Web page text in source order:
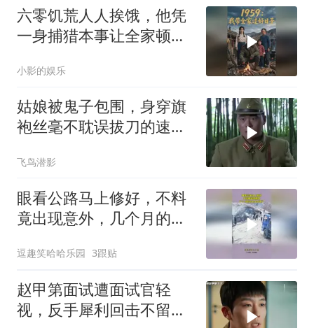
六零饥荒人人挨饿，他凭
一身捕猎本事让全家顿顿
小影的娱乐
姑娘被鬼子包围，身穿旗
袍丝毫不耽误拔刀的速
飞鸟潜影
眼看公路马上修好，不料
竟出现意外，几个月的功
逗趣笑哈哈乐园 3跟贴
赵甲第面试遭面试官轻
视，反手犀利回击不留情